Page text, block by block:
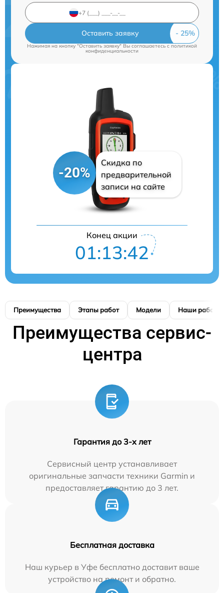
Оставить заявку
Нажимая на кнопку "Оставить заявку" Вы соглашаетесь cполитикой
конфиденциальности
-20%
Скидка по
предварительной
записи на сайте
Конец акции
01:13:41
Преимущества Этапы работ Модели Наши работы
Преимущества сервис-
центра
Гарантия до 3-х лет
Сервисный центр устанавливает
оригинальные запчасти техники Garmin и
предоставляет гарантию до 3 лет.
Бесплатная доставка
Наш курьер в Уфе бесплатно доставит ваше
устройство на ремонт и обратно.